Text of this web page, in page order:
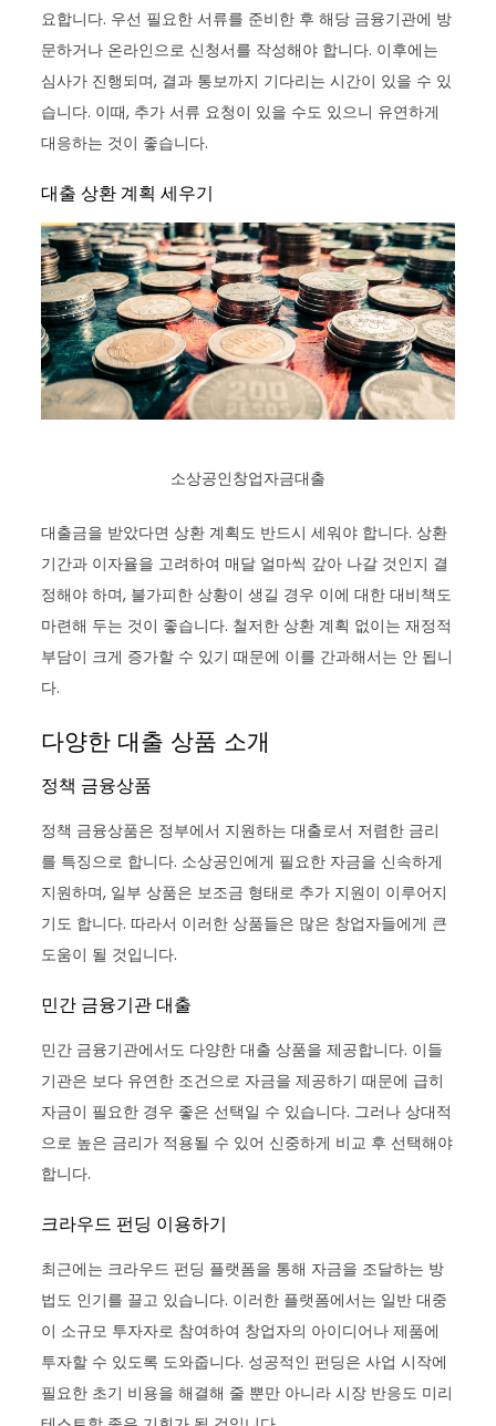
요합니다. 우선 필요한 서류를 준비한 후 해당 금융기관에 방
문하거나 온라인으로 신청서를 작성해야 합니다. 이후에는
심사가 진행되며, 결과 통보까지 기다리는 시간이 있을 수 있
습니다. 이때, 추가 서류 요청이 있을 수도 있으니 유연하게
대응하는 것이 좋습니다.
대출 상환 계획 세우기
소상공인창업자금대출
대출금을 받았다면 상환 계획도 반드시 세워야 합니다. 상환
기간과 이자율을 고려하여 매달 얼마씩 갚아 나갈 것인지 결
정해야 하며, 불가피한 상황이 생길 경우 이에 대한 대비책도
마련해 두는 것이 좋습니다. 철저한 상환 계획 없이는 재정적
부담이 크게 증가할 수 있기 때문에 이를 간과해서는 안 됩니
다.
다양한 대출 상품 소개
정책 금융상품
정책 금융상품은 정부에서 지원하는 대출로서 저렴한 금리
를 특징으로 합니다. 소상공인에게 필요한 자금을 신속하게
지원하며, 일부 상품은 보조금 형태로 추가 지원이 이루어지
기도 합니다. 따라서 이러한 상품들은 많은 창업자들에게 큰
도움이 될 것입니다.
민간 금융기관 대출
민간 금융기관에서도 다양한 대출 상품을 제공합니다. 이들
기관은 보다 유연한 조건으로 자금을 제공하기 때문에 급히
자금이 필요한 경우 좋은 선택일 수 있습니다. 그러나 상대적
으로 높은 금리가 적용될 수 있어 신중하게 비교 후 선택해야
합니다.
크라우드 펀딩 이용하기
최근에는 크라우드 펀딩 플랫폼을 통해 자금을 조달하는 방
법도 인기를 끌고 있습니다. 이러한 플랫폼에서는 일반 대중
이 소규모 투자자로 참여하여 창업자의 아이디어나 제품에
투자할 수 있도록 도와줍니다. 성공적인 펀딩은 사업 시작에
필요한 초기 비용을 해결해 줄 뿐만 아니라 시장 반응도 미리